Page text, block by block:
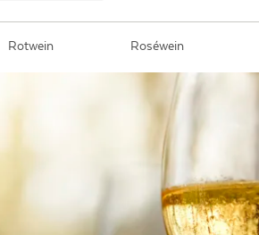
Rotwein Roséwein